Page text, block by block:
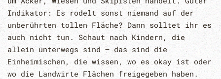
Indikator: Es rodelt sonst niemand auf der
unberührten tollen Fläche? Dann solltet ihr es
auch nicht tun. Schaut nach Kindern, die
allein unterwegs sind – das sind die
Einheimischen, die wissen, wo es okay ist oder
wo die Landwirte Flächen freigegeben haben.